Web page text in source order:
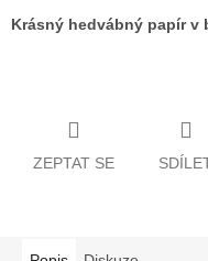
Krásný hedvábný papír v
ZEPTAT SE